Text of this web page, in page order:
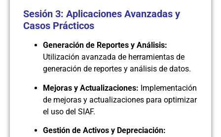
Sesión 3: Aplicaciones Avanzadas y
Casos Prácticos
Generación de Reportes y Análisis:
Utilización avanzada de herramientas de
generación de reportes y análisis de datos.
Mejoras y Actualizaciones: Implementación
de mejoras y actualizaciones para optimizar
el uso del SIAF.
Gestión de Activos y Depreciación: